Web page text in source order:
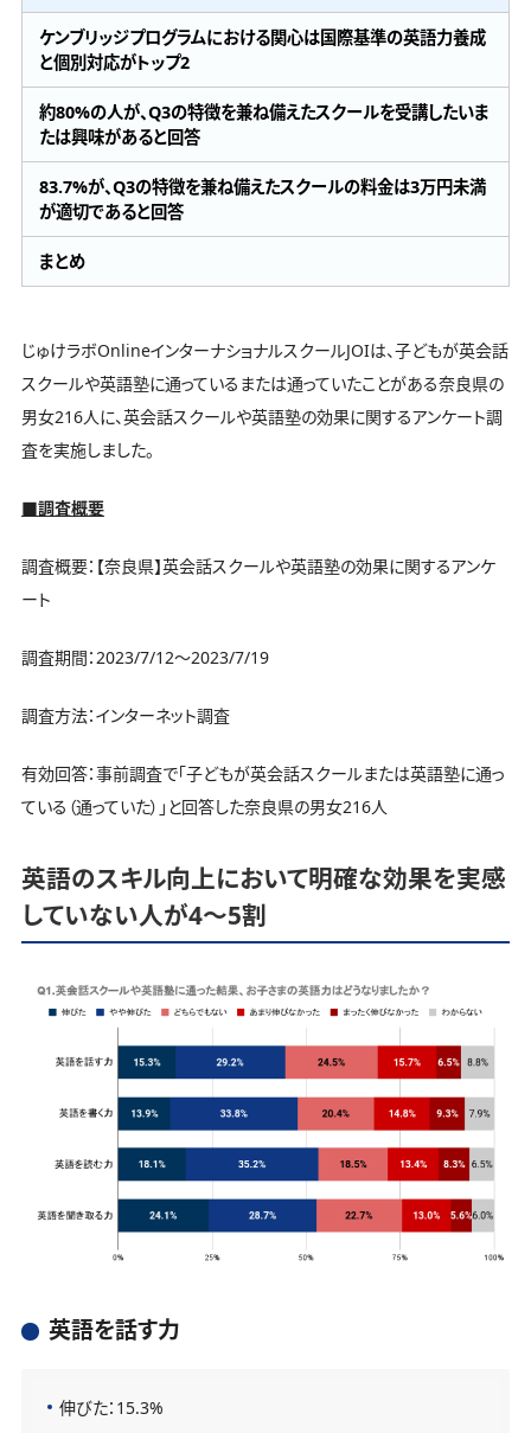
ケンブリッジプログラムにおける関心は国際基準の英語力養成
と個別対応がトップ2
約80%の人が、Q3の特徴を兼ね備えたスクールを受講したいま
たは興味があると回答
83.7%が、Q3の特徴を兼ね備えたスクールの料金は3万円未満
が適切であると回答
まとめ
じゅけラボOnlineインターナショナルスクールJOIは、子どもが英会話
スクールや英語塾に通っているまたは通っていたことがある奈良県の
男女216人に、英会話スクールや英語塾の効果に関するアンケート調
査を実施しました。
■調査概要
調査概要：【奈良県】英会話スクールや英語塾の効果に関するアンケ
ート
調査期間：2023/7/12～2023/7/19
調査方法：インターネット調査
有効回答：事前調査で「子どもが英会話スクールまたは英語塾に通っ
ている（通っていた）」と回答した奈良県の男女216人
英語のスキル向上において明確な効果を実感
していない人が4～5割
英語を話す力
伸びた：15.3%